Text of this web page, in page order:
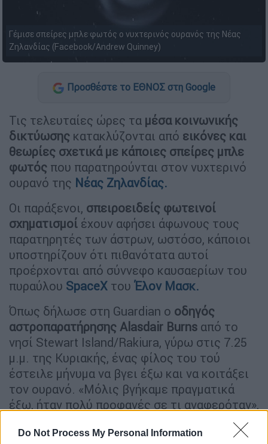
Do Not Process My Personal Information
Γέμισε σπείρες μπλε φωτός ο νυχτερινός ουρανός της Νέας
Ζηλανδίας (Facebook/Andrew Quinney)
Προσθέστε το ΕΘΝΟΣ στη Google
Τις τελευταίες ώρες τα μέσα κοινωνικής
δικτύωσης κατακλύζονται από εικόνες και
θεωρίες σχετικά με κάποιες σπείρες μπλε
φωτός που παρατηρούνται στον νυχτερινό
ουρανό της Νέας Ζηλανδίας.
Οι παράξενοι, σπειροειδείς φωτεινοί
σχηματισμοί έχουν αφήσει άφωνους τους
παρατηρητές των άστρων, ωστόσο, κάποιοι
υποστηρίζουν ότι πιθανότατα αυτοί
προέρχονται από σύννεφο καυσαερίων του
πυραύλου SpaceX του Έλον Μασκ.
Όπως δήλωσε στη Guardian ο οδηγός
αστροπαρατήρησης Alasdair Burns από το
νησί Stewart Island/Rakiura, γύρω στις 7.25
μ.μ. της Κυριακής, ένας φίλος του τού
έστειλε μήνυμα να βγει έξω και να κοιτάξει
τον ουρανό. «Μόλις βγήκαμε πραγματικά
έξω, ήταν πολύ προφανές σε τι αναφερόταν»,
ανέφερε ο Burns ο οποίος, μες στο σκοτάδι,
διέκρινε μία τεράστια, μπλε σπείρα φωτός.